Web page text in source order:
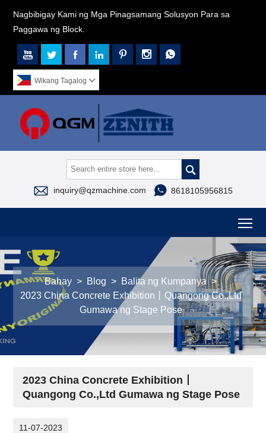
Nagbibigay Kami ng Mga Pinagsamang Solusyon Para sa
Paggawa ng Block.
      
Wikang Tagalog 

 inquiry@qzmachine.com  8618105956815
Bahay > Blog > Balita ng Kumpanya >
2023 China Concrete Exhibition丨Quangong Co.,Ltd
Gumawa ng Stage Pose
2023 China Concrete Exhibition丨
Quangong Co.,Ltd Gumawa ng Stage Pose
11-07-2023